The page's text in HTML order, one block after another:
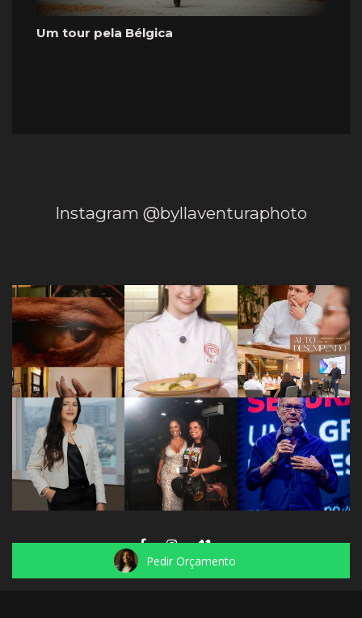
Um tour pela Bélgica
Instagram @byllaventuraphoto
Pedir Orçamento